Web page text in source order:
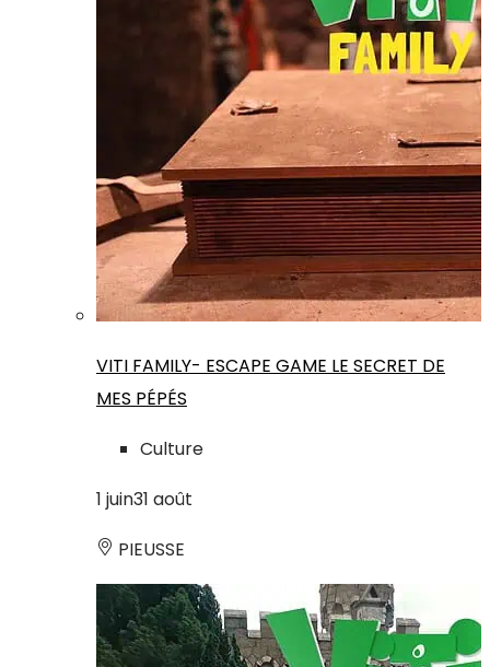
VITI FAMILY- ESCAPE GAME LE SECRET DE
MES PÉPÉS
Culture
1 juin31 août
PIEUSSE